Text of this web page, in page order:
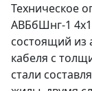
Техническое
АВБбШнг-1
состоящий
кабеля с
стали